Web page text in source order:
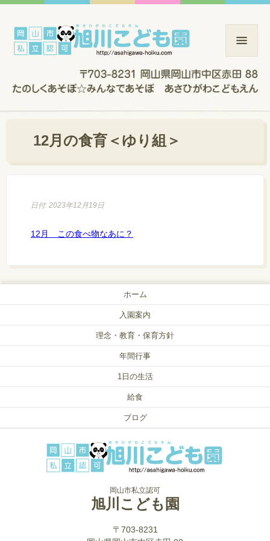
12月の食育＜ゆり組＞
日付: 2023年12月19日
12月 この食べ物なあに？
ホーム
入園案内
理念・教育・保育方針
年間行事
1日の生活
給食
ブログ
岡山市私立認可
旭川こども園
〒703-8231